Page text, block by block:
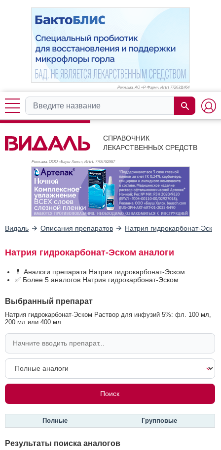
Реклама. АО «Р-Фарм», ИНН 7726311464
СПРАВОЧНИК
ЛЕКАРСТВЕННЫХ СРЕДСТВ
Реклама. ООО «Бауш Хелс», ИНН: 7706782987
Видаль Описания препаратов Натрия гидрокарбонат-Эском
Натрия гидрокарбонат-Эском аналоги
💊 Аналоги препарата Натрия гидрокарбонат-Эском
✅ Более 5 аналогов Натрия гидрокарбонат-Эском
Выбранный препарат
Натрия гидрокарбонат-Эском Раствор для инфузий 5%: фл. 100 мл,
200 мл или 400 мл
Полные Групповые
Результаты поиска аналогов